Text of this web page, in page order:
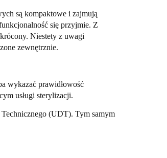
są kompaktowe i zajmują
się przyjmie. Z
Niestety z uwagi
zewnętrznie.
wykazać prawidłowość
usługi sterylizacji.
(UDT). Tym samym